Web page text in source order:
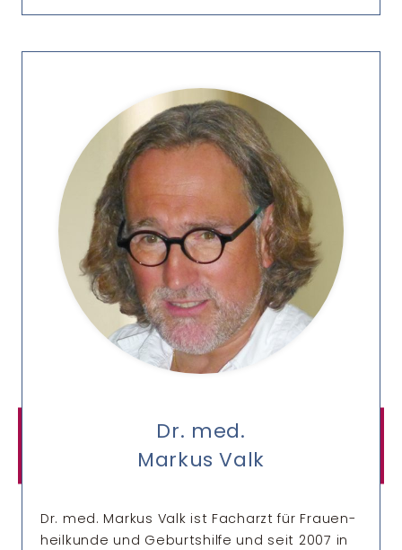
Dr. med.
Markus Valk
Dr. med. Markus Valk ist Facharzt für Frauen­
heilkunde und Geburtshilfe und seit 2007 in